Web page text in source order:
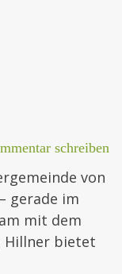
schreiben
von
gerade im
mit dem
Hillner bietet